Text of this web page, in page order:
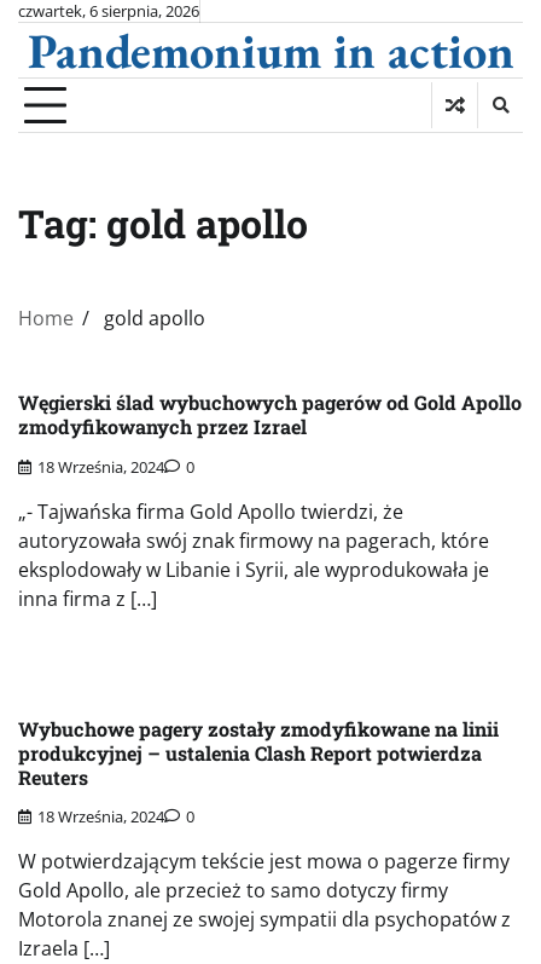
Skip
content
czwartek, 6 sierpnia, 2026
Pandemonium in action
Tag: gold apollo
Home gold apollo
Węgierski ślad wybuchowych pagerów od Gold Apollo
zmodyfikowanych przez Izrael
18 Września, 2024 0
„- Tajwańska firma Gold Apollo twierdzi, że
autoryzowała swój znak firmowy na pagerach, które
eksplodowały w Libanie i Syrii, ale wyprodukowała je
inna firma z […]
Wybuchowe pagery zostały zmodyfikowane na linii
produkcyjnej – ustalenia Clash Report potwierdza
Reuters
18 Września, 2024 0
W potwierdzającym tekście jest mowa o pagerze firmy
Gold Apollo, ale przecież to samo dotyczy firmy
Motorola znanej ze swojej sympatii dla psychopatów z
Izraela […]